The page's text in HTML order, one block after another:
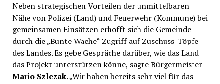
Neben strategischen Vorteilen der unmittelbaren
Nähe von Polizei (Land) und Feuerwehr (Kommune) bei
gemeinsamen Einsätzen erhofft sich die Gemeinde
durch die „Bunte Wache“ Zugriff auf Zuschuss-Töpfe
des Landes. Es gebe Gespräche darüber, wie das Land
das Projekt unterstützen könne, sagte Bürgermeister
Mario Szlezak. „Wir haben bereits sehr viel für das